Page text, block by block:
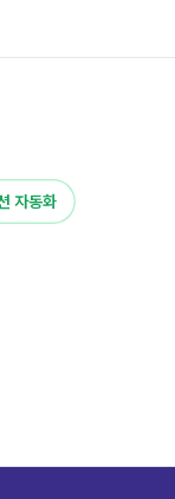
자동화